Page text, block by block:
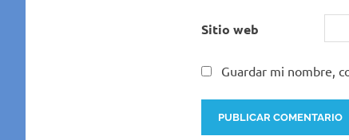
Sitio web
Guardar mi nombre,